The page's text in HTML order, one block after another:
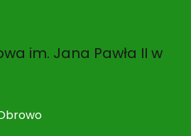
im. Jana Pawła II w